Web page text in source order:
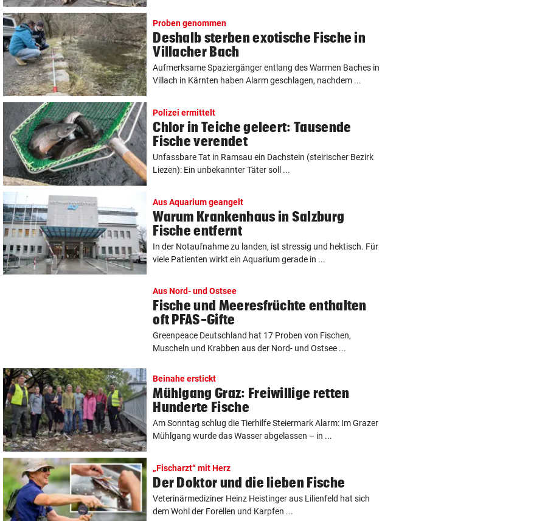
Proben genommen
Deshalb sterben exotische Fische in
Villacher Bach
Aufmerksame Spaziergänger entlang des Warmen Baches in
Villach in Kärnten haben Alarm geschlagen, nachdem ...
Polizei ermittelt
Chlor in Teiche geleert: Tausende
Fische verendet
Unfassbare Tat in Ramsau ein Dachstein (steirischer Bezirk
Liezen): Ein unbekannter Täter soll ...
Aus Aquarium geangelt
Warum Krankenhaus in Salzburg
Fische entfernt
In der Notaufnahme zu landen, ist stressig und hektisch. Für
viele Patienten wirkt ein Aquarium gerade in ...
Aus Nord- und Ostsee
Fische und Meeresfrüchte enthalten
oft PFAS-Gifte
Greenpeace Deutschland hat 17 Proben von Fischen,
Muscheln und Krabben aus der Nord- und Ostsee ...
Beinahe erstickt
Mühlgang Graz: Freiwillige retten
Hunderte Fische
Am Sonntag schlug die Tierhilfe Steiermark Alarm: Im Grazer
Mühlgang wurde das Wasser abgelassen – in ...
„Fischarzt“ mit Herz
Der Doktor und die lieben Fische
Veterinärmediziner Heinz Heistinger aus Lilienfeld hat sich
dem Wohl der Forellen und Karpfen ...